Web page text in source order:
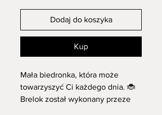
Dodaj do koszyka
Kup
Mała biedronka, która może
towarzyszyć Ci każdego dnia. 🐞
Brelok został wykonany przeze